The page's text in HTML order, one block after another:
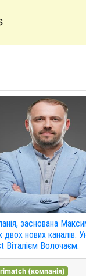
заснована
нових каналів.
Волочаєм.
(компанія)